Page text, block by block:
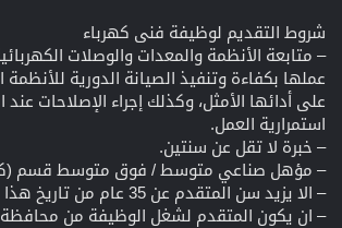
شروط التقديم لوظيفة فنى كهرباء
– متابعة الأنظمة والمعدات والوصلات
عملها بكفاءة وتنفيذ الصيانة الدورية للأنظمة
على أدائها الأمثل، وكذلك إجراء الإصلاحات عند
استمرارية العمل.
– خبرة لا تقل عن سنتين.
– مؤهل صناعي متوسط / فوق متوسط قسم
– الا يزيد سن المتقدم عن 35 عام من تاريخ هذا الإعلان.
– ان يكون المتقدم لشغل الوظيفة من